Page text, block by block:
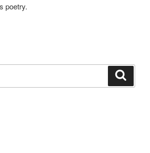
poetry.